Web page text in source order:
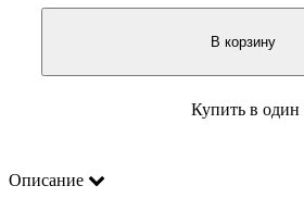
В корзину
Купить в один
Описание